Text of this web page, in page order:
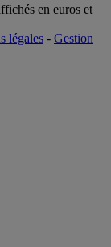
en euros et
légales - Gestion